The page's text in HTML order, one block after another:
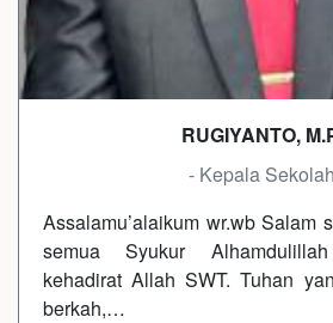
RUGIYANTO,
- Kepala
Assalamu’alaikum wr.wb Salam
semua Syukur
kehadirat Allah SWT. Tuhan
berkah,…